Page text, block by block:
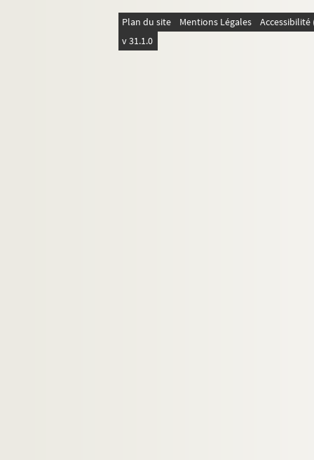
Plan du site Mentions Légales
v 31.1.0